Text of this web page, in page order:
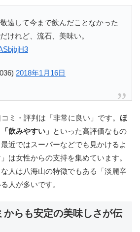
遠して今まで飲んだことなかった
けれど、流石、美味い。
2018年1月16日
ミ・評判は「非常に良い」です。 ほ
飲みやすい」 といった高評価なもの
近ではスーパーなどでも見かけるよ
は女性からの支持を集めています。
人は八海山の特徴でもある「淡麗辛
人が多いです。
からも安定の美味しさが伝